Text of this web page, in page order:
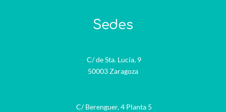
Sedes
C/ de Sta. Lucía, 9
50003 Zaragoza
C/ Berenguer, 4 Planta 5